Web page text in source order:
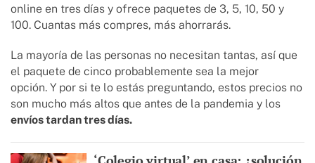
online en tres días y ofrece paquetes de 3, 5, 10, 50 y
100. Cuantas más compres, más ahorrarás.
La mayoría de las personas no necesitan tantas, así que
el paquete de cinco probablemente sea la mejor
opción. Y por si te lo estás preguntando, estos precios no
son mucho más altos que antes de la pandemia y los
envíos tardan tres días.